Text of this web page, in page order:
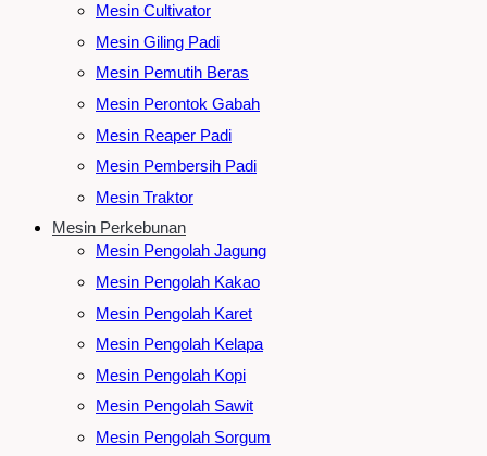
Mesin Cultivator
Mesin Giling Padi
Mesin Pemutih Beras
Mesin Perontok Gabah
Mesin Reaper Padi
Mesin Pembersih Padi
Mesin Traktor
Mesin Perkebunan
Mesin Pengolah Jagung
Mesin Pengolah Kakao
Mesin Pengolah Karet
Mesin Pengolah Kelapa
Mesin Pengolah Kopi
Mesin Pengolah Sawit
Mesin Pengolah Sorgum